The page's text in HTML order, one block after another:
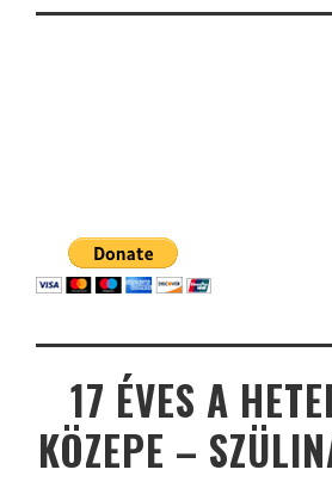
17 ÉVES A
KÖZEPE –